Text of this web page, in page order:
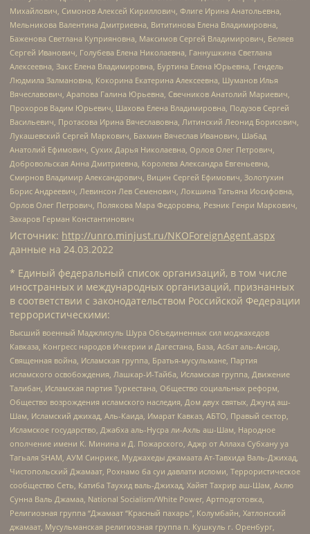
Михайлович, Симонов Алексей Кириллович, Флиге Ирина Анатольевна,
Мельникова Валентина Дмитриевна, Вититинова Елена Владимировна,
Баженова Светлана Куприяновна, Максимов Сергей Владимирович, Беляев
Сергей Иванович, Голубева Елена Николаевна, Ганнушкина Светлана
Алексеевна, Закс Елена Владимировна, Буртина Елена Юрьевна, Гендель
Людмила Залмановна, Кокорина Екатерина Алексеевна, Шуманов Илья
Вячеславович, Арапова Галина Юрьевна, Свечников Анатолий Мариевич,
Прохоров Вадим Юрьевич, Шахова Елена Владимировна, Подузов Сергей
Васильевич, Протасова Ирина Вячеславовна, Литинский Леонид Борисович,
Лукашевский Сергей Маркович, Бахмин Вячеслав Иванович, Шабад
Анатолий Ефимович, Сухих Дарья Николаевна, Орлов Олег Петрович,
Добровольская Анна Дмитриевна, Королева Александра Евгеньевна,
Смирнов Владимир Александрович, Вицин Сергей Ефимович, Золотухин
Борис Андреевич, Левинсон Лев Семенович, Локшина Татьяна Иосифовна,
Орлов Олег Петрович, Полякова Мара Федоровна, Резник Генри Маркович,
Захаров Герман Константинович
Источник: http://unro.minjust.ru/NKOForeignAgent.aspx
данные на 24.03.2022
* Единый федеральный список организаций, в том числе
иностранных и международных организаций, признанных
в соответствии с законодательством Российской Федерации
террористическими:
Высший военный Маджлисуль Шура Объединенных сил моджахедов
Кавказа, Конгресс народов Ичкерии и Дагестана, База, Асбат аль-Ансар,
Священная война, Исламская группа, Братья-мусульмане, Партия
исламского освобождения, Лашкар-И-Тайба, Исламская группа, Движение
Талибан, Исламская партия Туркестана, Общество социальных реформ,
Общество возрождения исламского наследия, Дом двух святых, Джунд аш-
Шам, Исламский джихад, Аль-Каида, Имарат Кавказ, АБТО, Правый сектор,
Исламское государство, Джабха аль-Нусра ли-Ахль аш-Шам, Народное
ополчение имени К. Минина и Д. Пожарского, Аджр от Аллаха Субхану уа
Тагьаля SHAM, АУМ Синрике, Муджахеды джамаата Ат-Тавхида Валь-Джихад,
Чистопольский Джамаат, Рохнамо ба суи давлати исломи, Террористическое
сообщество Сеть, Катиба Таухид валь-Джихад, Хайят Тахрир аш-Шам, Ахлю
Сунна Валь Джамаа, National Socialism/White Power, Артподготовка,
Религиозная группа “Джамаат “Красный пахарь”, Колумбайн, Хатлонский
джамаат, Мусульманская религиозная группа п. Кушкуль г. Оренбург,